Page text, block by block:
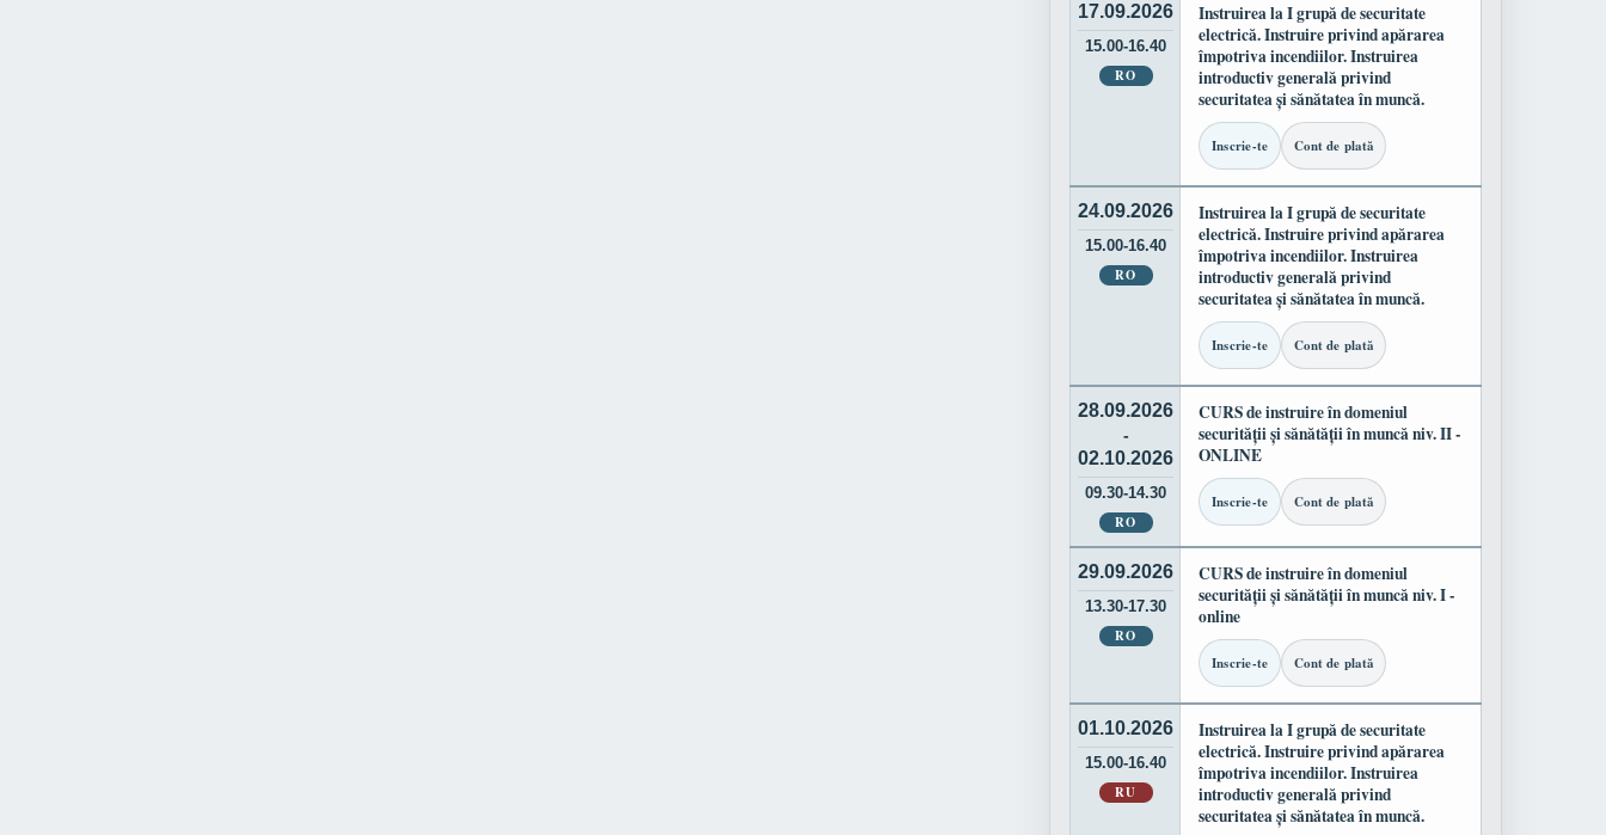
17.09.2026
15.00-16.40
RO
Instruirea la I grupă de securitate
electrică. Instruire privind apărarea
împotriva incendiilor. Instruirea
introductiv generală privind
securitatea și sănătatea în muncă.
Inscrie-te Cont de plată
24.09.2026
15.00-16.40
RO
Instruirea la I grupă de securitate
electrică. Instruire privind apărarea
împotriva incendiilor. Instruirea
introductiv generală privind
securitatea și sănătatea în muncă.
Inscrie-te Cont de plată
28.09.2026
-
02.10.2026
09.30-14.30
RO
CURS de instruire în domeniul
securității și sănătății în muncă niv. II -
ONLINE
Inscrie-te Cont de plată
29.09.2026
13.30-17.30
RO
CURS de instruire în domeniul
securității și sănătății în muncă niv. I -
online
Inscrie-te Cont de plată
01.10.2026
15.00-16.40
RU
Instruirea la I grupă de securitate
electrică. Instruire privind apărarea
împotriva incendiilor. Instruirea
introductiv generală privind
securitatea și sănătatea în muncă.